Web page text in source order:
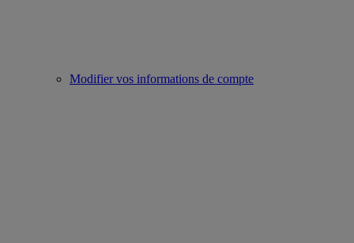
Modifier vos informations de compte